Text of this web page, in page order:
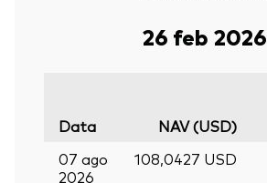
26 feb 2026
Data NAV (USD)
07 ago
2026
108,0427 USD